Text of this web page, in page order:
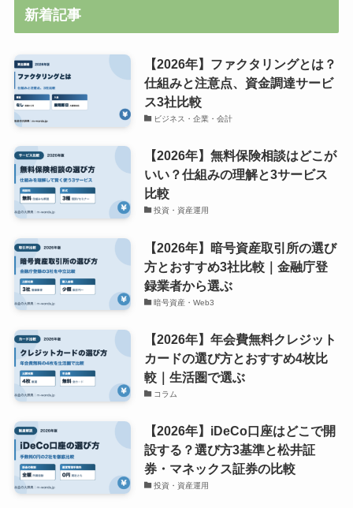
新着記事
【2026年】ファクタリングとは？
仕組みと注意点、資金調達サービ
ス3社比較
ビジネス・企業・会計
【2026年】無料保険相談はどこが
いい？仕組みの理解と3サービス
比較
投資・資産運用
【2026年】暗号資産取引所の選び
方とおすすめ3社比較｜金融庁登
録業者から選ぶ
暗号資産・Web3
【2026年】年会費無料クレジット
カードの選び方とおすすめ4枚比
較｜生活圏で選ぶ
コラム
【2026年】iDeCo口座はどこで開
設する？選び方3基準と松井証
券・マネックス証券の比較
投資・資産運用